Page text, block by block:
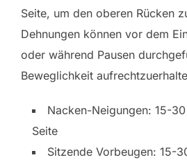
Seite, um den oberen Rücken
Dehnungen können vor dem
oder während Pausen
Beweglichkeit
Nacken-Neigungen: 15-
Seite
Sitzende Vorbeugen: 15-